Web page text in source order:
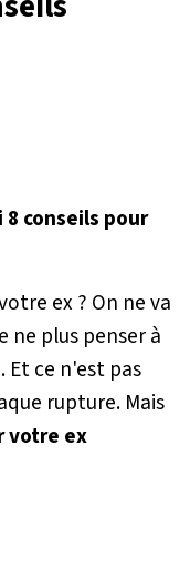
conseils pour
ex ? On ne va
ne plus penser à
ce n'est pas
rupture. Mais
votre ex